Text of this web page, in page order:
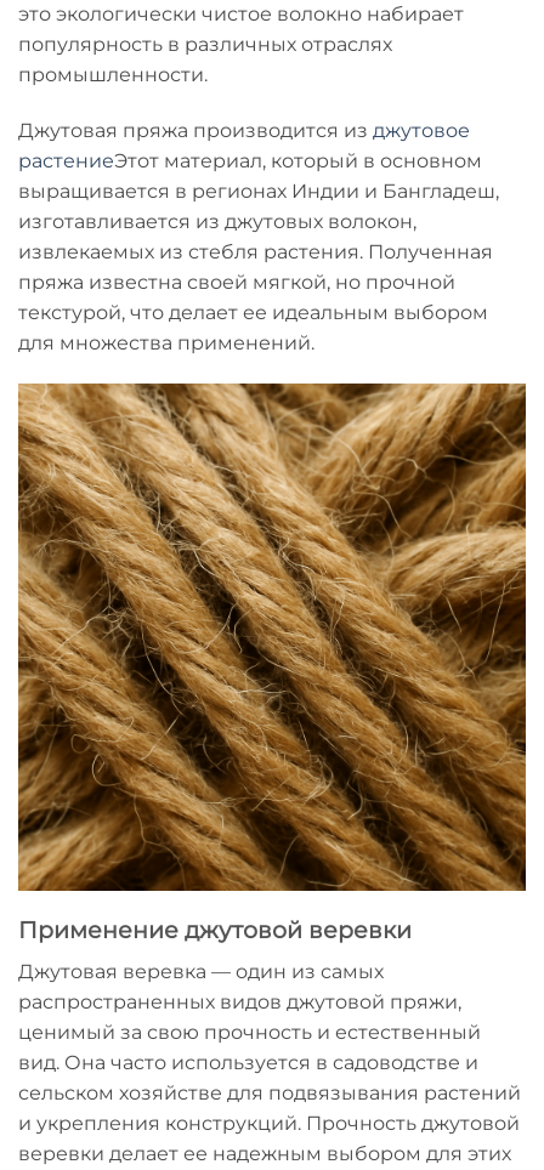
это экологически чистое волокно набирает
популярность в различных отраслях
промышленности.
Джутовая пряжа производится из джутовое
растениеЭтот материал, который в основном
выращивается в регионах Индии и Бангладеш,
изготавливается из джутовых волокон,
извлекаемых из стебля растения. Полученная
пряжа известна своей мягкой, но прочной
текстурой, что делает ее идеальным выбором
для множества применений.
Применение джутовой веревки
Джутовая веревка — один из самых
распространенных видов джутовой пряжи,
ценимый за свою прочность и естественный
вид. Она часто используется в садоводстве и
сельском хозяйстве для подвязывания растений
и укрепления конструкций. Прочность джутовой
веревки делает ее надежным выбором для этих